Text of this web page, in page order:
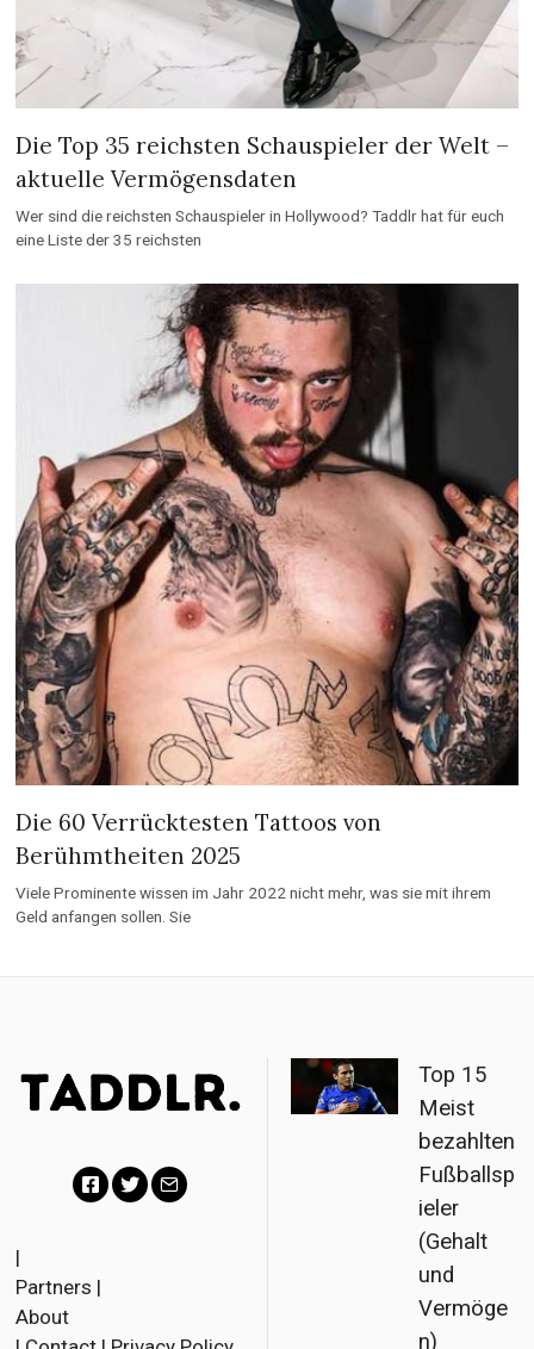
Die Top 35 reichsten Schauspieler der Welt –
aktuelle Vermögensdaten
Wer sind die reichsten Schauspieler in Hollywood? Taddlr hat für euch
eine Liste der 35 reichsten
Die 60 Verrücktesten Tattoos von
Berühmtheiten 2025
Viele Prominente wissen im Jahr 2022 nicht mehr, was sie mit ihrem
Geld anfangen sollen. Sie
c
|
Partners |
About
Top 15
Meist
bezahlten
Fußballsp
ieler
(Gehalt
und
Vermöge
n)